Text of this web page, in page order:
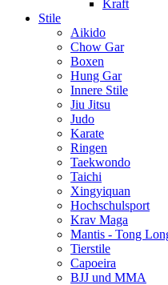
Kraft
Stile
Aikido
Chow Gar
Boxen
Hung Gar
Innere Stile
Jiu Jitsu
Judo
Karate
Ringen
Taekwondo
Taichi
Xingyiquan
Hochschulsport
Krav Maga
Mantis - Tong
Tierstile
Capoeira
BJJ und MMA